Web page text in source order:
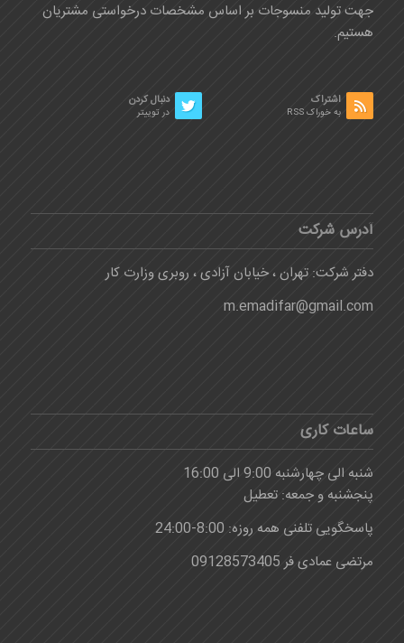
جهت تولید منسوجات بر اساس مشخصات درخواستی مشتریان
هستیم.
دنبال کردن
در توییتر
اشتراک
به خوراک RSS
آدرس شرکت
دفتر شرکت: تهران ، خیابان آزادی ، روبری وزارت کار
m.emadifar@gmail.com
ساعات کاری
شنبه الی چهارشنبه 9:00 الی 16:00
پنجشنبه و جمعه: تعطیل
پاسخگویی تلفنی همه روزه: 8:00-24:00
مرتضی عمادی فر 09128573405